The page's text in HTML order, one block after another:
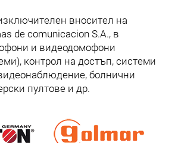
вносител на
de comunicacion S.A., в
и видеодомофони
контрол на достъп, системи
болнични
пултове и др.